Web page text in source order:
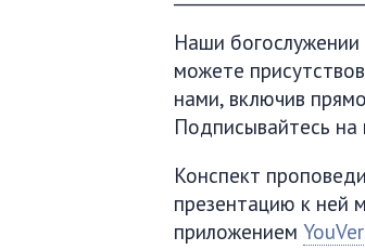
Наши
можете
нами, включив
Подписывайтесь на
Конспект
презентацию к ней
приложением